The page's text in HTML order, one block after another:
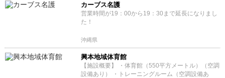
カーブス名護
営業時間が19：00から19：30まで延長になりまし
た！
沖縄県
興本地域体育館
【施設概要】 ・体育館（550平方メートル）（空調
設備あり） ・トレーニングルーム（空調設備あ